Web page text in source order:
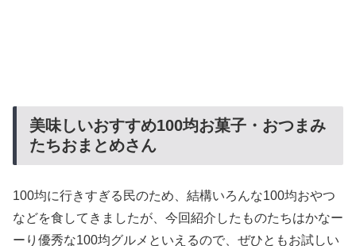
美味しいおすすめ100均お菓子・おつまみ
たちおまとめさん
100均に行きすぎる民のため、結構いろんな100均おやつ
などを食してきましたが、今回紹介したものたちはかなー
ーり優秀な100均グルメといえるので、ぜひともお試しい